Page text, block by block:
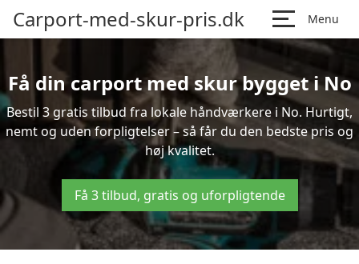
Carport-med-skur-pris.dk Menu
Få din carport med skur bygget i No
Bestil 3 gratis tilbud fra lokale håndværkere i No. Hurtigt,
nemt og uden forpligtelser – så får du den bedste pris og
høj kvalitet.
Få 3 tilbud, gratis og uforpligtende